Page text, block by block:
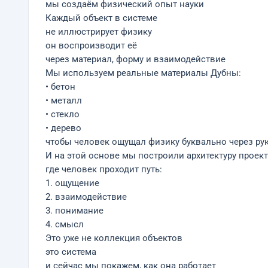
мы создаём физический опыт науки
Каждый объект в системе
не иллюстрирует физику
он воспроизводит её
через материал, форму и взаимодействие
Мы используем реальные материалы Дубны:
• бетон
• металл
• стекло
• дерево
чтобы человек ощущал физику буквально через
И на этой основе мы построили архитектуру
где человек проходит путь:
1. ощущение
2. взаимодействие
3. понимание
4. смысл
Это уже не коллекция объектов
это система
и сейчас мы покажем, как она работает